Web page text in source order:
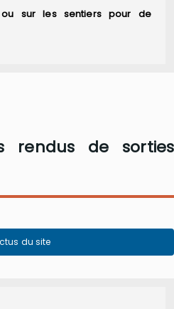
sur les sentiers pour de
rendus de sorties
du site